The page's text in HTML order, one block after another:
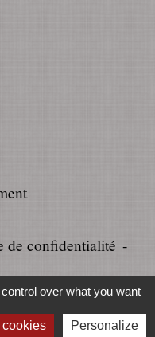
de confidentialité -
-
over what you want
Personalize